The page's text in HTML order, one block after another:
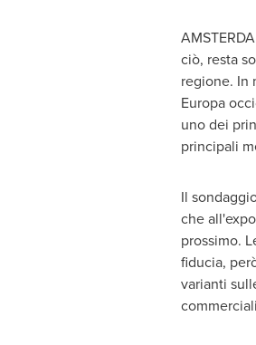
ciò, resta
regione. In
Europa
uno dei
principali
Il
che
prossimo.
fiducia,
varianti